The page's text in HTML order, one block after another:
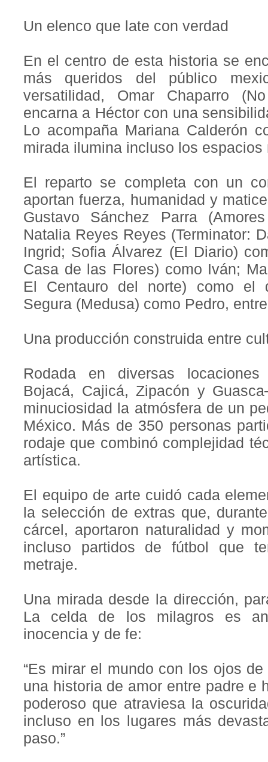
Un elenco que late con verdad
En el centro de esta historia se
más queridos del público
versatilidad, Omar Chaparro
encarna a Héctor con una
Lo acompaña Mariana Calderón
mirada ilumina incluso los espacios
El reparto se completa con un
aportan fuerza, humanidad y
Gustavo Sánchez Parra
Natalia Reyes Reyes (Terminator:
Ingrid; Sofia Álvarez (El Diario)
Casa de las Flores) como Iván;
El Centauro del norte) como el
Segura (Medusa) como Pedro,
Una producción construida entre
Rodada en diversas
Bojacá, Cajicá, Zipacón y
minuciosidad la atmósfera de un
México. Más de 350 personas
rodaje que combinó complejidad
artística.
El equipo de arte cuidó cada
la selección de extras que,
cárcel, aportaron naturalidad y
incluso partidos de fútbol que
metraje.
Una mirada desde la dirección,
La celda de los milagros es
inocencia y de fe:
“Es mirar el mundo con los ojos
una historia de amor entre padre e
poderoso que atraviesa la
incluso en los lugares más
paso.”